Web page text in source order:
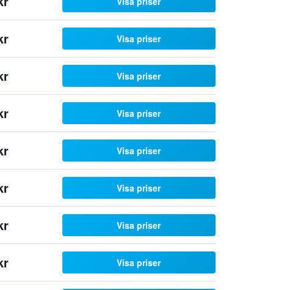
Visa priser
Visa priser
Visa priser
Visa priser
Visa priser
Visa priser
Visa priser